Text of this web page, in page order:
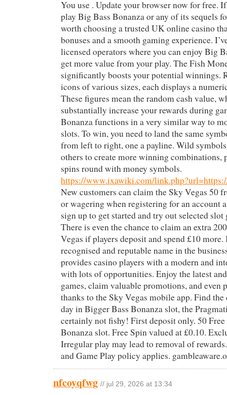
You use . Update your browser now for free.
play Big Bass Bonanza or any of its sequels
worth choosing a trusted UK online casino
bonuses and a smooth gaming experience.
licensed operators where you can enjoy Big
get more value from your play. The Fish
significantly boosts your potential winnings.
icons of various sizes, each displays a
These figures mean the random cash value,
substantially increase your rewards during
Bonanza functions in a very similar way to
slots. To win, you need to land the same
from left to right, one a payline. Wild
others to create more winning combinations,
spins round with money symbols.
https://www.ixawiki.com/
New customers can claim the Sky Vegas 50
or wagering when registering for an account
sign up to get started and try out selected slot
There is even the chance to claim an extra
Vegas if players deposit and spend £10
recognised and reputable name in the
provides casino players with a modern and
with lots of opportunities. Enjoy the latest
games, claim valuable promotions, and even
thanks to the Sky Vegas mobile app. Find
day in Bigger Bass Bonanza slot, the
certainly not fishy! First deposit only. 50
Bonanza slot. Free Spin valued at £0.10.
Irregular play may lead to removal of
and Game Play policy applies.
nfcoyqfwg // jul 29, 2026 at 13:34